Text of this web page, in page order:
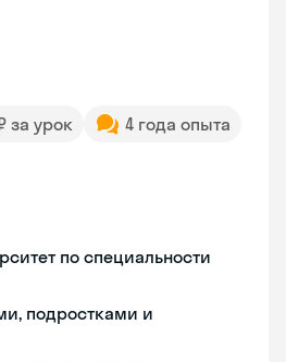
за урок
4 года опыта
по специальности
подростками и